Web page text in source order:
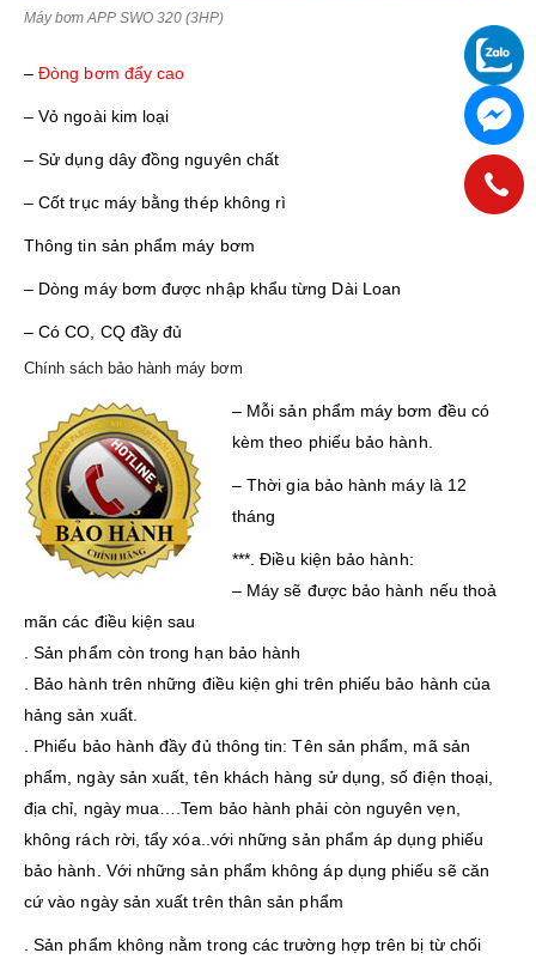
Máy bơm APP SWO 320 (3HP)
–Đòng bơm đẩy cao
– Vỏ ngoài kim loại
– Sử dụng dây đồng nguyên chất
– Cốt trục máy bằng thép không rì
Thông tin sản phẩm máy bơm
– Dòng máy bơm được nhập khẩu từng Dài Loan
– Có CO, CQ đầy đủ
Chính sách bảo hành máy bơm
– Mỗi sản phẩm máy bơm đều có
kèm theo phiếu bảo hành.
– Thời gia bảo hành máy là 12
tháng
***. Điều kiện bảo hành:
– Máy sẽ được bảo hành nếu thoả
mãn các điều kiện sau
. Sản phẩm còn trong hạn bảo hành
. Bảo hành trên những điều kiện ghi trên phiếu bảo hành của
hảng sản xuất.
. Phiếu bảo hành đầy đủ thông tin: Tên sản phẩm, mã sản
phẩm, ngày sản xuất, tên khách hàng sử dụng, số điện thoại,
địa chỉ, ngày mua….Tem bảo hành phải còn nguyên vẹn,
không rách rời, tẩy xóa..với những sản phẩm áp dụng phiếu
bảo hành. Với những sản phẩm không áp dụng phiếu sẽ căn
cứ vào ngày sản xuất trên thân sản phẩm
. Sản phẩm không nằm trong các trường hợp trên bị từ chối